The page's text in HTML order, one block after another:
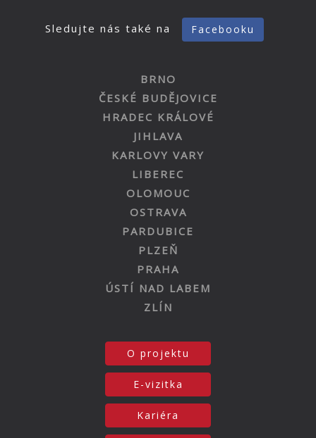
Sledujte nás také na Facebooku
BRNO
ČESKÉ BUDĚJOVICE
HRADEC KRÁLOVÉ
JIHLAVA
KARLOVY VARY
LIBEREC
OLOMOUC
OSTRAVA
PARDUBICE
PLZEŇ
PRAHA
ÚSTÍ NAD LABEM
ZLÍN
O projektu
E-vizitka
Kariéra